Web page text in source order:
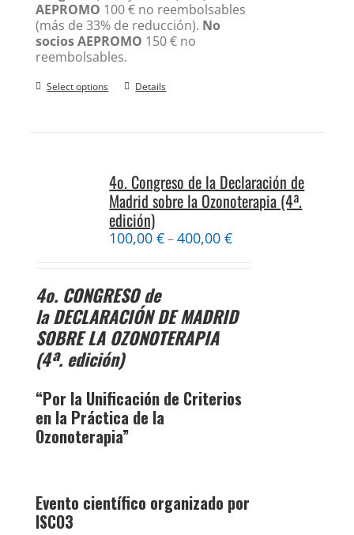
AEPROMO 100 € no reembolsables
(más de 33% de reducción). No
socios AEPROMO 150 € no
reembolsables.
Select options Details
4o. Congreso de la Declaración de
Madrid sobre la Ozonoterapia (4ª.
edición)
100,00€–400,00€
4o. CONGRESOde
laDECLARACIÓN DE MADRID
SOBRE LA OZONOTERAPIA
(4ª. edición)
“Por la Unificación de Criterios
en la Práctica de la
Ozonoterapia”
Evento científico organizado por
ISCO3